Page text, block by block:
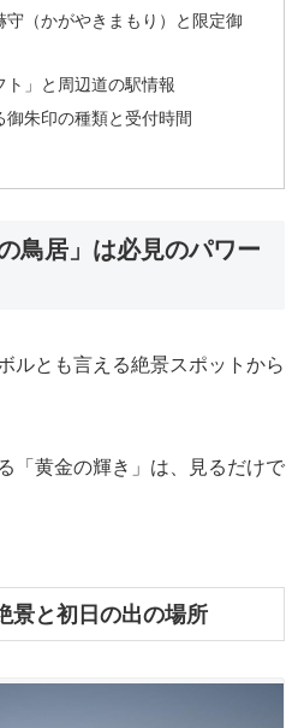
守（かがやきまもり）と限定御
ト」と周辺道の駅情報
御朱印の種類と受付時間
鳥居」は必見のパワー
ルとも言える絶景スポットから
「黄金の輝き」は、見るだけで
景と初日の出の場所